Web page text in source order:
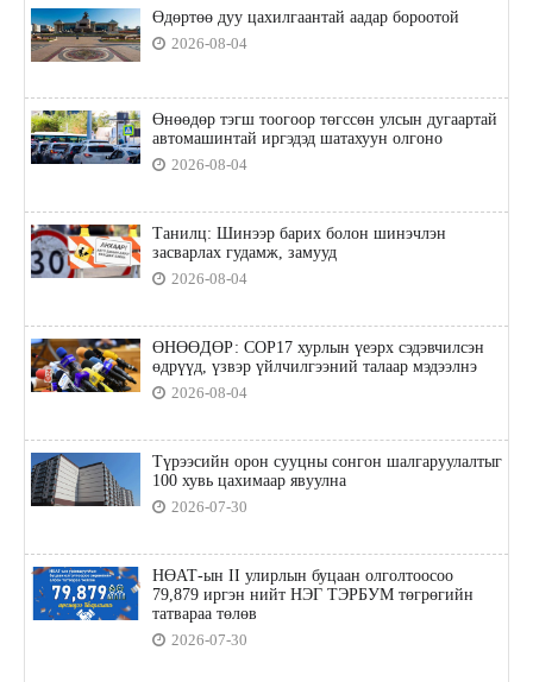
Өдөртөө дуу цахилгаантай аадар бороотой
2026-08-04
Өнөөдөр тэгш тоогоор төгссөн улсын дугаартай
автомашинтай иргэдэд шатахуун олгоно
2026-08-04
Танилц: Шинээр барих болон шинэчлэн
засварлах гудамж, замууд
2026-08-04
ӨНӨӨДӨР: COP17 хурлын үеэрх сэдэвчилсэн
өдрүүд, үзвэр үйлчилгээний талаар мэдээлнэ
2026-08-04
Түрээсийн орон сууцны сонгон шалгаруулалтыг
100 хувь цахимаар явуулна
2026-07-30
НӨАТ-ын II улирлын буцаан олголтоосоо
79,879 иргэн нийт НЭГ ТЭРБУМ төгрөгийн
татвараа төлөв
2026-07-30